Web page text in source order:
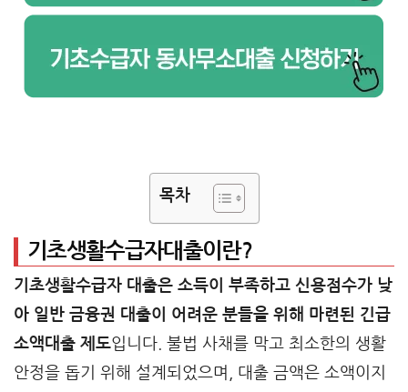
목차
기초생활수급자대출이란?
기초생활수급자 대출은 소득이 부족하고 신용점수가 낮
아 일반 금융권 대출이 어려운 분들을 위해 마련된 긴급
소액대출 제도입니다. 불법 사채를 막고 최소한의 생활
안정을 돕기 위해 설계되었으며, 대출 금액은 소액이지